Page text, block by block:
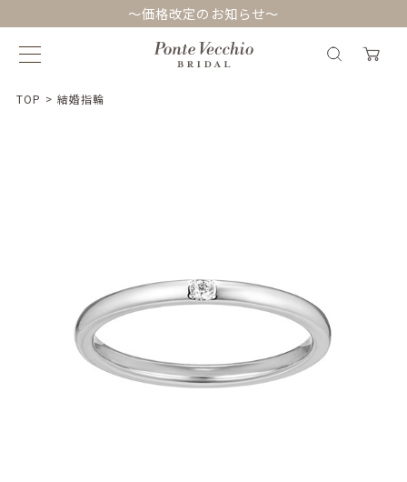
～価格改定のお知らせ～
TOP > 結婚指輪